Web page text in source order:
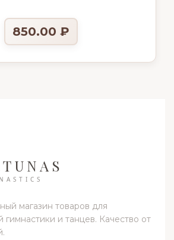
850.00 ₽
магазин товаров для
гимнастики и танцев. Качество от